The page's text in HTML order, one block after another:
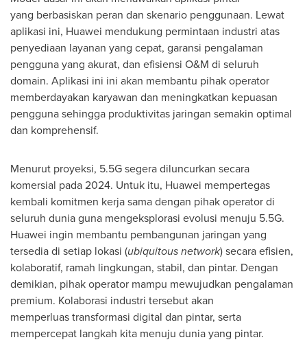
yang berbasiskan peran dan skenario penggunaan. Lewat
aplikasi ini, Huawei mendukung permintaan industri atas
penyediaan layanan yang cepat, garansi pengalaman
pengguna yang akurat, dan efisiensi O&M di seluruh
domain. Aplikasi ini ini akan membantu pihak operator
memberdayakan karyawan dan meningkatkan kepuasan
pengguna sehingga produktivitas jaringan semakin optimal
dan komprehensif.
Menurut proyeksi, 5.5G segera diluncurkan secara
komersial pada 2024. Untuk itu, Huawei mempertegas
kembali komitmen kerja sama dengan pihak operator di
seluruh dunia guna mengeksplorasi evolusi menuju 5.5G.
Huawei ingin membantu pembangunan jaringan yang
tersedia di setiap lokasi (ubiquitousnetwork) secara efisien,
kolaboratif, ramah lingkungan, stabil, dan pintar. Dengan
demikian, pihak operator mampu mewujudkan pengalaman
premium. Kolaborasi industri tersebut akan
memperluas transformasi digital dan pintar, serta
mempercepat langkah kita menuju dunia yang pintar.